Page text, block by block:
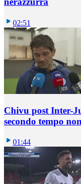
02:51
Chivu post Inter-
secondo tempo
01:44